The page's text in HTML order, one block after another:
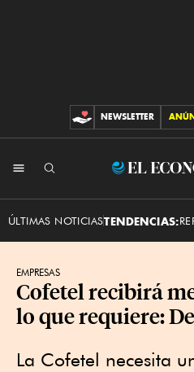
CONTRIBUCIONES
NEWSLETTER
El
ÚLTIMAS NOTICIASTENDENCIAS:
EMPRESAS
Cofetel recibirá
lo que requiere:
La Cofetel necesita